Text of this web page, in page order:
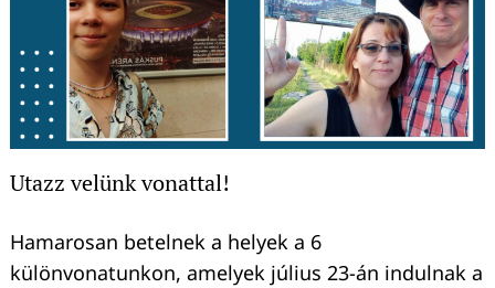
Utazz velünk vonattal!
Hamarosan betelnek a helyek a 6
különvonatunkon, amelyek július 23-án indulnak a